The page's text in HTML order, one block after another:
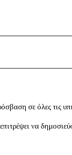
σε όλες τις
να